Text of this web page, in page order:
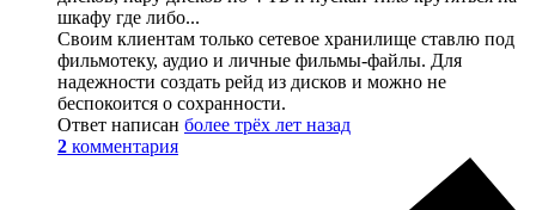
шкафу где либо...
Своим клиентам только сетевое хранилище ставлю под
фильмотеку, аудио и личные фильмы-файлы. Для
надежности создать рейд из дисков и можно не
беспокоится о сохранности.
Ответ написан более трёх лет назад
2 комментария